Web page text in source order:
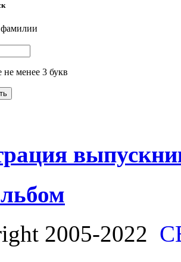
фамилии
не менее 3 букв
2005-2022